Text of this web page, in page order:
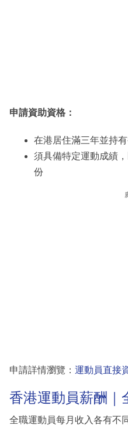
申請資助資格：
在港居住滿三年並持
須具備特定運動成績
份
申請詳情瀏覽： 運動員直接
香港運動員薪酬｜
全職運動員每月收入各有不